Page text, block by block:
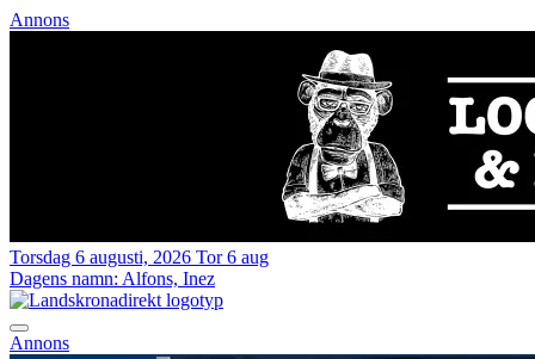
Annons
Torsdag 6 augusti, 2026 Tor 6 aug
Dagens namn: Alfons, Inez
Annons